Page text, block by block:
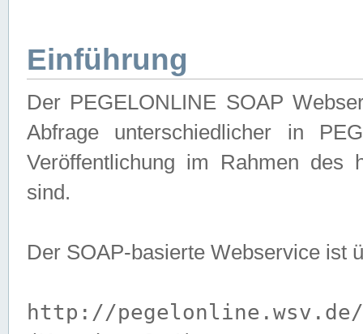
Einführung
Der PEGELONLINE SOAP
Abfrage unterschiedlicher in
Veröffentlichung im Rahmen des
sind.
Der SOAP-basierte Webservice ist
http://pegelonline.wsv.de/